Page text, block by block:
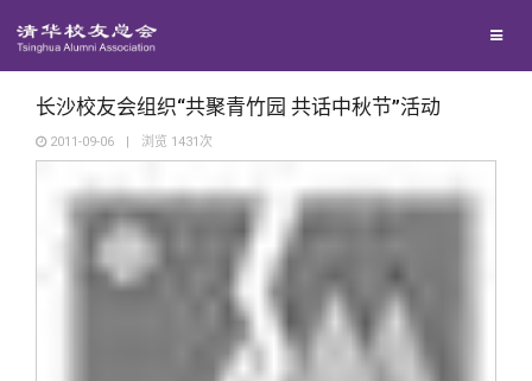
地区联络
院系校友工作
专业委员会
回馈母校
捐赠新闻
捐赠纪事
《清华校友通讯》
《水木清华》
清华人物
长沙校友会组织“共聚青竹园 共话中秋节”活动
2011-09-06 | 浏览 1431 次